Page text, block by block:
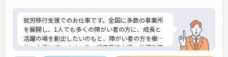
就労移行支援でのお仕事です。全国に多数の事業所
を展開し、1人でも多くの障がい者の方に、成長と
活躍の場を創出したいのもと、障がい者の方を継続
的に支援しています。他、児童発達支援、放課後等